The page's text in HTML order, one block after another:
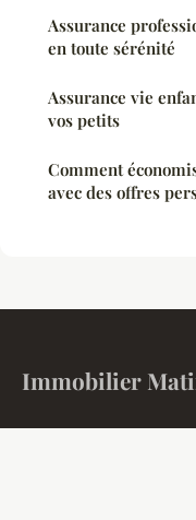
Assurance
en toute sérénité
Assurance vie
vos petits
Comment
avec des offres
Immobilier